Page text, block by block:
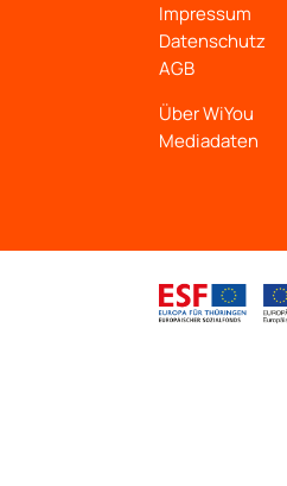
Impressum
Datenschutz
AGB
Über WiYou
Mediadaten